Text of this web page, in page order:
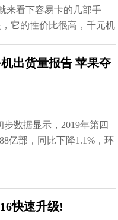
来看下容易卡的几部手
它的性价比很高，千元机
出货量报告 苹果夺
数据显示，2019年第四
亿部，同比下降1.1%，环
快速升级!